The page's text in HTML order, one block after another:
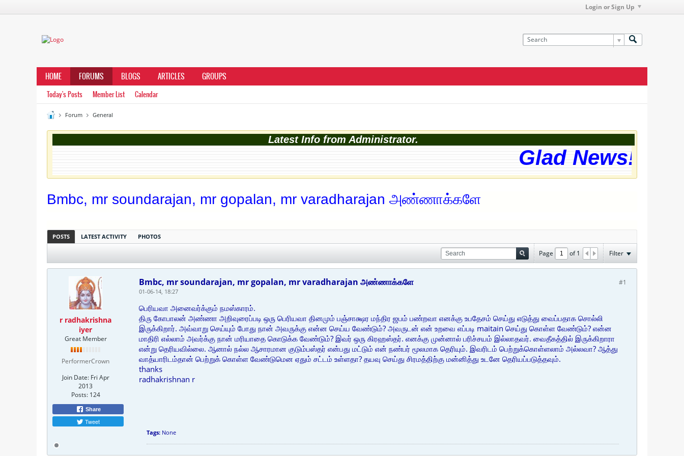
Login or Sign Up
HOME FORUMS BLOGS ARTICLES GROUPS
Today's Posts Member List Calendar
Forum General
Latest Info from Administrator.
Glad News!
Bmbc, mr soundarajan, mr gopalan, mr varadharajan அண்ணாக்களே
POSTS LATEST ACTIVITY PHOTOS
Page of1 Filter
r radhakrishna
iyer
Great Member
PerformerCrown
Join Date: Fri Apr
2013
Posts: 124
Share
Tweet
#1
Bmbc, mr soundarajan, mr gopalan, mr varadharajan அண்ணாக்களே
01-06-14, 18:27
பெரியவா அனைவர்க்கும் நமஸ்காரம்.
திரு கோபாலன் அண்ணா அறிவுரைப்படி ஒரு பெரியவா தினமும் பஞ்சாக்ஷர மந்திர ஜபம் பண்றவா எனக்கு உபதேசம் செய்து எடுத்து வைப்பதாக சொல்லி
இருக்கிறார். அவ்வாறு செய்யும் போது நான் அவருக்கு என்ன செய்ய வேண்டும்? அவருடன் என் உறவை எப்படி maitain செய்து கொள்ள வேண்டும்? என்ன
மாதிரி எல்லாம் அவர்க்கு நான் மரியாதை கொடுக்க வேண்டும்? இவர் ஒரு கிரஹஸ்தர். எனக்கு முன்னால் பரிச்சயம் இல்லாதவர். வைதீகத்தில் இருக்கிறாரா
என்று தெரியவில்லை. ஆனால் நல்ல ஆசாரமான குடும்பஸ்தர் என்பது மட்டும் என் நண்பர் மூலமாக தெரியும். இவரிடம் பெற்றுக்கொள்ளலாம் அல்லவா? ஆத்து
வாத்யாரிடம்தான் பெற்றுக் கொள்ள வேண்டுமென ஏதும் சட்டம் உள்ளதா? தயவு செய்து சிரமத்திற்கு மன்னித்து உடனே தெரியப்படுத்தவும்.
thanks
radhakrishnan r
Tags: None